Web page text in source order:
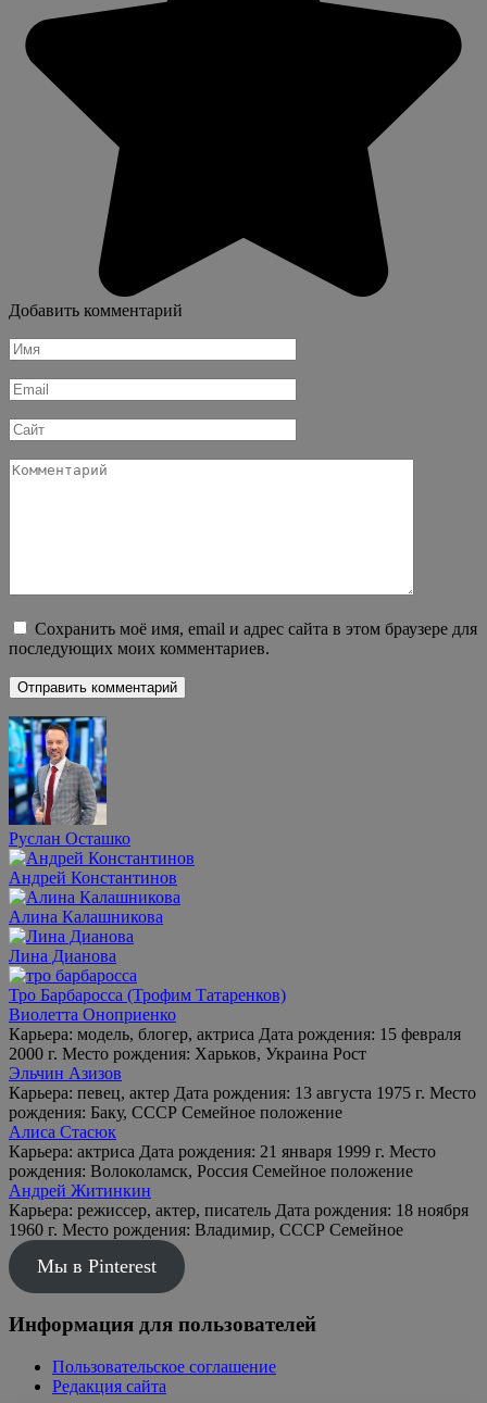
Добавить комментарий
Имя
*
Email
*
Сайт
Комментарий
Сохранить моё имя, email и адрес сайта в этом браузере для
последующих моих комментариев.
Руслан Осташко
Андрей Константинов
Алина Калашникова
Лина Дианова
Тро Барбаросса (Трофим Татаренков)
Виолетта Оноприенко
Карьера: модель, блогер, актриса Дата рождения: 15 февраля
2000 г. Место рождения: Харьков, Украина Рост
Эльчин Азизов
Карьера: певец, актер Дата рождения: 13 августа 1975 г. Место
рождения: Баку, СССР Семейное положение
Алиса Стасюк
Карьера: актриса Дата рождения: 21 января 1999 г. Место
рождения: Волоколамск, Россия Семейное положение
Андрей Житинкин
Карьера: режиссер, актер, писатель Дата рождения: 18 ноября
1960 г. Место рождения: Владимир, СССР Семейное
Мы в Pinterest
Информация для пользователей
Пользовательское соглашение
Редакция сайта